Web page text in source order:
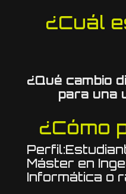
¿Cuál
¿Qué cambio
para una
¿Cómo
Máster en
Informática o